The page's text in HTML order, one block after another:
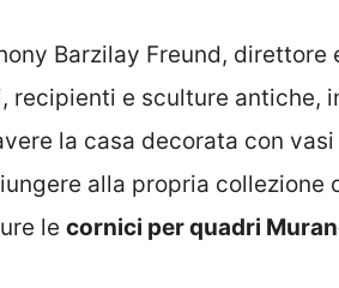
Barzilay Freund,
recipienti e sculture antiche,
la casa decorata con
alla propria collezione
le cornici per quadri